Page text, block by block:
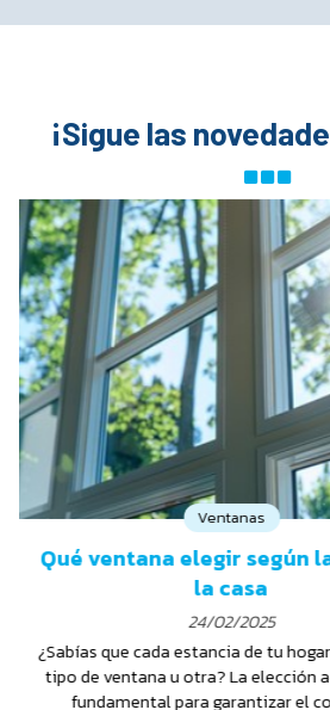
¡Sigue las
Qué ventana elegir según
la casa
24/02/2025
Ventanas
¿Sabías que cada estancia de tu
tipo de ventana u otra? La elección
fundamental para garantizar el